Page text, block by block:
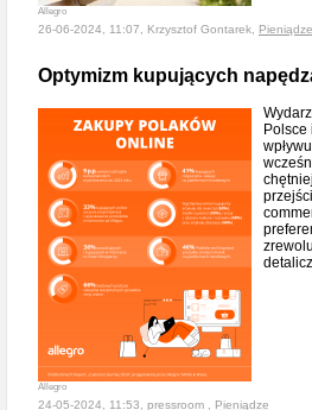
Allegro
26-06-2024, 11:07, Krzysztof Gontarek, Pieniądze
Optymizm kupujących
Allegro
24-05-2024, 11:53, pressroom , Pieniądze